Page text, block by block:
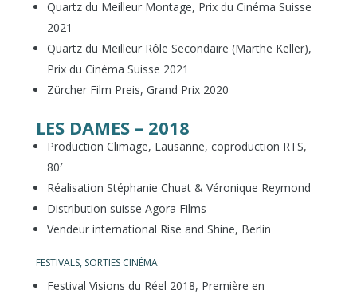
Quartz du Meilleur Montage, Prix du Cinéma Suisse
2021
Quartz du Meilleur Rôle Secondaire (Marthe Keller),
Prix du Cinéma Suisse 2021
Zürcher Film Preis, Grand Prix 2020
LES DAMES – 2018
Production Climage, Lausanne, coproduction RTS,
80′
Réalisation Stéphanie Chuat & Véronique Reymond
Distribution suisse Agora Films
Vendeur international Rise and Shine, Berlin
FESTIVALS, SORTIES CINÉMA
Festival Visions du Réel 2018, Première en